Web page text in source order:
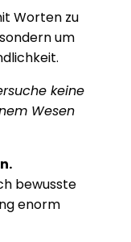
Worten zu
um
keine
Wesen
bewusste
enorm